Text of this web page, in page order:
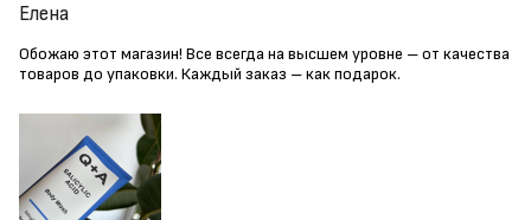
Елена
Обожаю этот магазин! Все всегда на высшем уровне – от качества
товаров до упаковки. Каждый заказ – как подарок.